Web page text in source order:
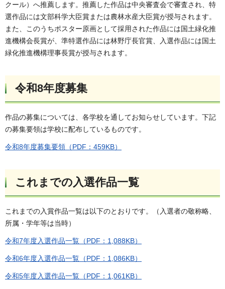
クール）へ推薦します。推薦した作品は中央審査会で審査され、特
選作品には文部科学大臣賞または農林水産大臣賞が授与されます。
また、このうちポスター原画として採用された作品には国土緑化推
進機構会長賞が、準特選作品には林野庁長官賞、入選作品には国土
緑化推進機構理事長賞が授与されます。
令和8年度募集
作品の募集については、各学校を通してお知らせしています。下記
の募集要領は学校に配布しているものです。
令和8年度募集要領（PDF：459KB）
これまでの入選作品一覧
これまでの入賞作品一覧は以下のとおりです。（入選者の敬称略、
所属・学年等は当時）
令和7年度入選作品一覧（PDF：1,088KB）
令和6年度入選作品一覧（PDF：1,086KB）
令和5年度入選作品一覧（PDF：1,061KB）